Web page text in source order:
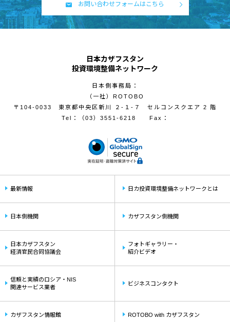
お問い合わせフォームはこちら
日本カザフスタン
投資環境整備ネットワーク
日本側事務局：
（一社）ROTOBO
〒104-0033 東京都中央区新川 ２-１-７ セルコンスクエア 2 階
Tel：
（03）3551-6218 Fax：
最新情報 日カ投資環境整備ネットワークとは
日本側機関 カザフスタン側機関
日本カザフスタン
経済官民合同協議会
フォトギャラリー・
紹介ビデオ
信頼と実績のロシア・NIS
関連サービス業者
ビジネスコンタクト
カザフスタン情報館 ROTOBO with カザフスタン